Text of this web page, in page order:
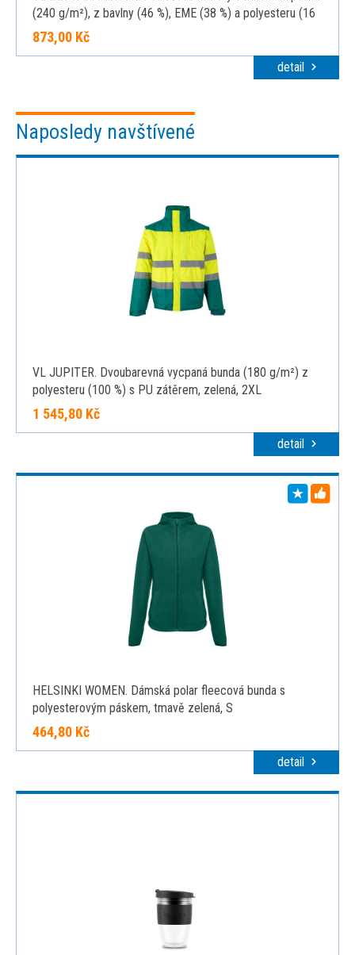
(240 g/m²), z bavlny (46 %), EME (38 %) a polyesteru (16
%), modrá, 2XL
873,00 Kč
detail
Naposledy navštívené
VL JUPITER. Dvoubarevná vycpaná bunda (180 g/m²) z
polyesteru (100 %) s PU zátěrem, zelená, 2XL
1 545,80 Kč
detail
HELSINKI WOMEN. Dámská polar fleecová bunda s
polyesterovým páskem, tmavě zelená, S
464,80 Kč
detail